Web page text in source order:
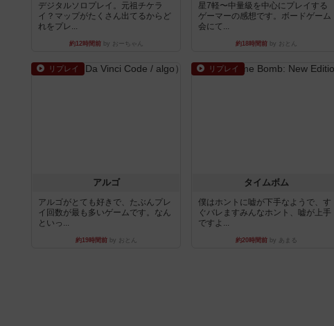
デジタルソロプレイ。元祖チケラ
イ？マップがたくさん出てるからど
れをプレ...
約12時間前by おーちゃん
星7軽〜中量級を中心にプレイする
ゲーマーの感想です。ボードゲーム
会にて...
約18時間前by おとん
リプレイ
アルゴ
アルゴがとても好きで、たぶんプレ
イ回数が最も多いゲームです。なん
といっ...
約19時間前by おとん
リプレイ
タイムボム
僕はホントに嘘が下手なようで、す
ぐバレますみんなホント、嘘が上手
ですよ...
約20時間前by あまる